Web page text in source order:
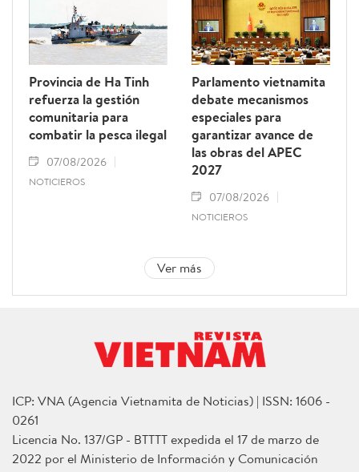
Provincia de Ha Tinh
refuerza la gestión
comunitaria para
combatir la pesca ilegal
07/08/2026
NOTICIEROS
Parlamento vietnamita
debate mecanismos
especiales para
garantizar avance de
las obras del APEC
2027
07/08/2026
NOTICIEROS
Ver más
ICP: VNA (Agencia Vietnamita de Noticias) | ISSN: 1606 -
0261
Licencia No. 137/GP - BTTTT expedida el 17 de marzo de
2022 por el Ministerio de Información y Comunicación